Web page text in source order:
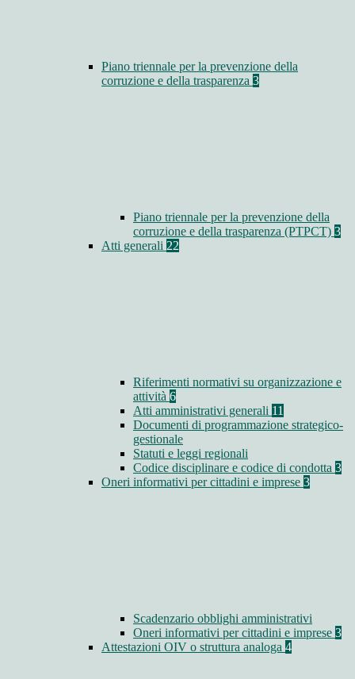
Piano triennale per la prevenzione della
corruzione e della trasparenza 3
Piano triennale per la prevenzione della
corruzione e della trasparenza (PTPCT) 3
Atti generali 22
Riferimenti normativi su organizzazione e
attività 6
Atti amministrativi generali 11
Documenti di programmazione strategico-
gestionale
Statuti e leggi regionali
Codice disciplinare e codice di condotta 3
Oneri informativi per cittadini e imprese 3
Scadenzario obblighi amministrativi
Oneri informativi per cittadini e imprese 3
Attestazioni OIV o struttura analoga 4